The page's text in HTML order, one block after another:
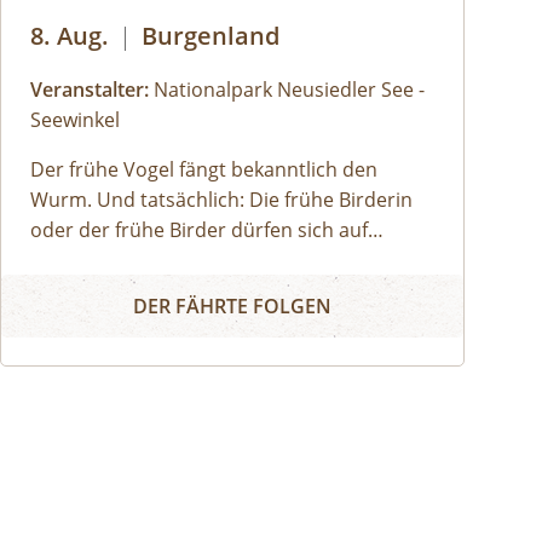
8. Aug. | Burgenland
Veranstalter: Nationalpark Neusiedler See -
Seewinkel
Der frühe Vogel fängt bekanntlich den
Wurm. Und tatsächlich: Die frühe Birderin
oder der frühe Birder dürfen sich auf
freuen, da viele Vögel früh am Tag am
aktivsten sind und sich später, wenn die
Mit dem Nationalpark in den Tag
DER FÄHRTE FOLGEN